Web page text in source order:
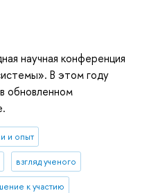
научная конференция
В этом году
обновленном
и опыт
взгляд ученого
к участию